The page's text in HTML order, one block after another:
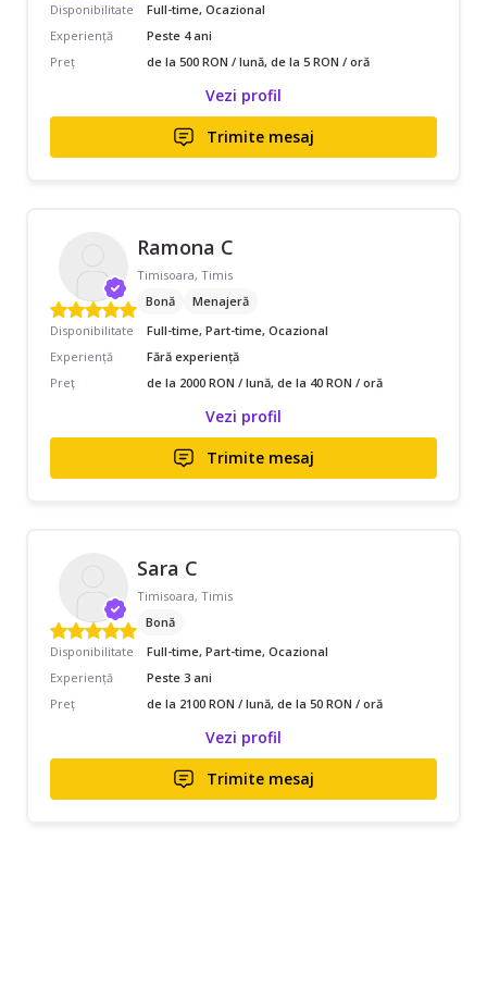
Disponibilitate
Full-time, Ocazional
Experiență
Peste 4 ani
Preț
de la 500 RON / lună, de la 5 RON / oră
Vezi profil
Trimite mesaj
Ramona C
Timisoara, Timis
Bonă
Menajeră
Disponibilitate
Full-time, Part-time, Ocazional
Experiență
Fără experiență
Preț
de la 2000 RON / lună, de la 40 RON / oră
Vezi profil
Trimite mesaj
Sara C
Timisoara, Timis
Bonă
Disponibilitate
Full-time, Part-time, Ocazional
Experiență
Peste 3 ani
Preț
de la 2100 RON / lună, de la 50 RON / oră
Vezi profil
Trimite mesaj